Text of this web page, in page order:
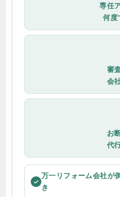
専任
何度
審
会
お
代
✓
万一リフォーム会社が
き